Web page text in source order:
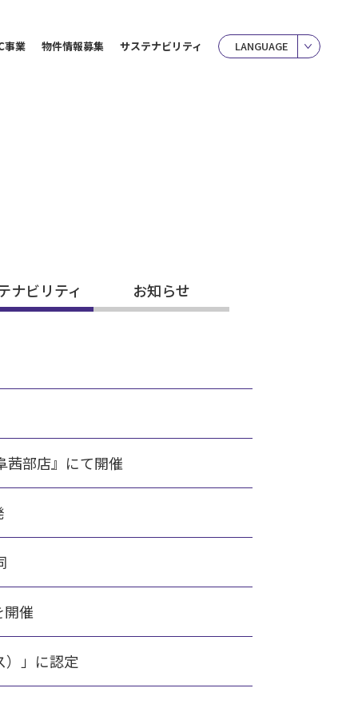
事業 物件情報募集 サステナビリティ LANGUAGE
ナビリティ お知らせ
茜部店』にて開催
開催
）」に認定